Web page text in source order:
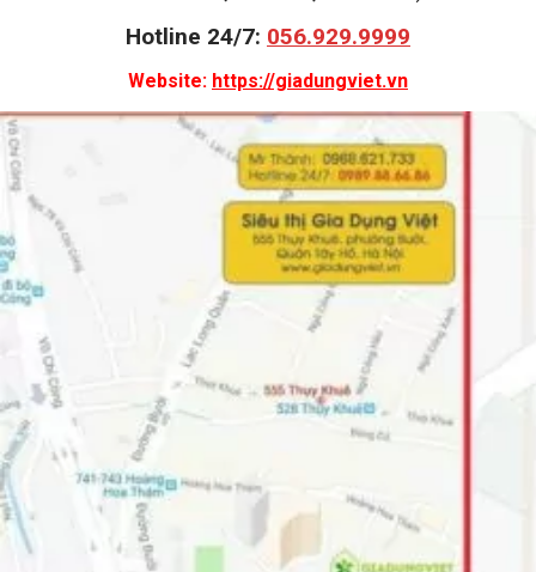
Hotline 24/7: 056.929.9999
Website: https://giadungviet.vn